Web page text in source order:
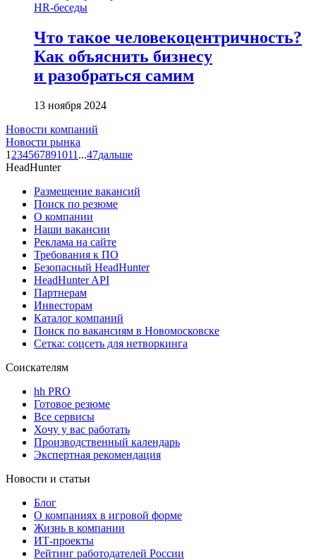
HR-беседы
Что такое человеко­центричность?
Как объяснить бизнесу
и разобраться самим
13 ноября 2024
Новости компаний
Новости рынка
1 234567891011 ...47дальше
HeadHunter
Размещение вакансий
Поиск по резюме
О компании
Наши вакансии
Реклама на сайте
Требования к ПО
Безопасный HeadHunter
HeadHunter API
Партнерам
Инвесторам
Каталог компаний
Поиск по вакансиям в Новомосковске
Сетка: соцсеть для нетворкинга
Соискателям
hh PRO
Готовое резюме
Все сервисы
Хочу у вас работать
Производственный календарь
Экспертная рекомендация
Новости и статьи
Блог
О компаниях в игровой форме
Жизнь в компании
ИТ-проекты
Рейтинг работодателей России